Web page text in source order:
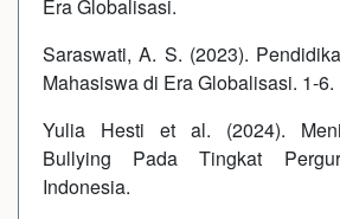
Era Globalisasi.
Saraswati, A. S. (2023).
Mahasiswa di Era Globalisasi. 1-6.
Yulia Hesti et al. (2024).
Bullying Pada Tingkat
Indonesia.